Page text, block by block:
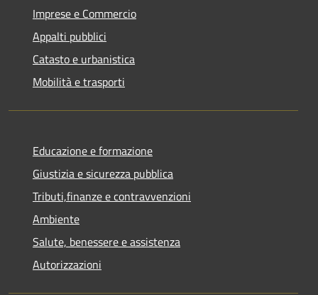
Imprese e Commercio
Appalti pubblici
Catasto e urbanistica
Mobilità e trasporti
Educazione e formazione
Giustizia e sicurezza pubblica
Tributi,finanze e contravvenzioni
Ambiente
Salute, benessere e assistenza
Autorizzazioni